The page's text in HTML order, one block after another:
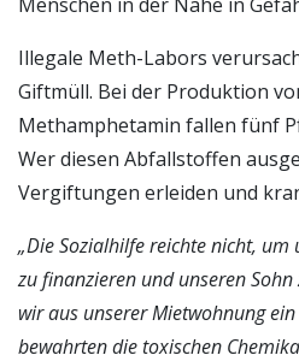
Illegale Meth-Labors
Giftmüll. Bei der Produktion
Methamphetamin fallen fünf
Wer diesen Abfallstoffen
Vergiftungen erleiden und
„Die Sozialhilfe reichte nicht, um
zu finanzieren und unseren
wir aus unserer Mietwohnung
bewahrten die toxischen